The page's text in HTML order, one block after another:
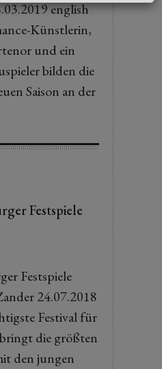
english
Künstlerin,
und ein
bilden die
Saison an der
Festspiele
Festspiele
24.07.2018
Festival für
die größten
den jungen